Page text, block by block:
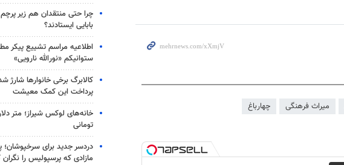
میراث فرهنگی چهارباغ
چرا حتی منتقدان هم زیر
بابایی ایستادند؟
اطلاعیه مراسم تشییع پیکر
ستوانیکم «نورالله نارویی»
کالابرگ برخی خانوارها شارژ
پرداخت این کمک معیشت
خانه‌های لوکس شیراز؛ متر
تومانی
دردسر جدید برای سرخپوشان؛
مازادی که پرسپولیس را نگران